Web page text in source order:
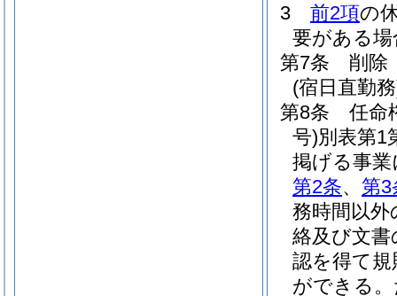
3
前2項の
要がある
第7条
削除
(宿日直勤
第8条
任命
号)別表第1
掲げる事
第2条、 第3
務時間以
絡及び文
認を得て
ができる。